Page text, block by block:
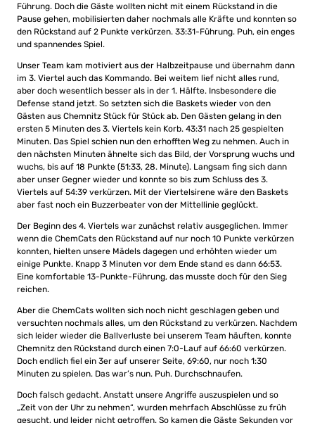
Führung. Doch die Gäste wollten nicht mit einem Rückstand in die
Pause gehen, mobilisierten daher nochmals alle Kräfte und konnten so
den Rückstand auf 2 Punkte verkürzen. 33:31-Führung. Puh, ein enges
und spannendes Spiel.
Unser Team kam motiviert aus der Halbzeitpause und übernahm dann
im 3. Viertel auch das Kommando. Bei weitem lief nicht alles rund,
aber doch wesentlich besser als in der 1. Hälfte. Insbesondere die
Defense stand jetzt. So setzten sich die Baskets wieder von den
Gästen aus Chemnitz Stück für Stück ab. Den Gästen gelang in den
ersten 5 Minuten des 3. Viertels kein Korb. 43:31 nach 25 gespielten
Minuten. Das Spiel schien nun den erhofften Weg zu nehmen. Auch in
den nächsten Minuten ähnelte sich das Bild, der Vorsprung wuchs und
wuchs, bis auf 18 Punkte (51:33, 28. Minute). Langsam fing sich dann
aber unser Gegner wieder und konnte so bis zum Schluss des 3.
Viertels auf 54:39 verkürzen. Mit der Viertelsirene wäre den Baskets
aber fast noch ein Buzzerbeater von der Mittellinie geglückt.
Der Beginn des 4. Viertels war zunächst relativ ausgeglichen. Immer
wenn die ChemCats den Rückstand auf nur noch 10 Punkte verkürzen
konnten, hielten unsere Mädels dagegen und erhöhten wieder um
einige Punkte. Knapp 3 Minuten vor dem Ende stand es dann 66:53.
Eine komfortable 13-Punkte-Führung, das musste doch für den Sieg
reichen.
Aber die ChemCats wollten sich noch nicht geschlagen geben und
versuchten nochmals alles, um den Rückstand zu verkürzen. Nachdem
sich leider wieder die Ballverluste bei unserem Team häuften, konnte
Chemnitz den Rückstand durch einen 7:0-Lauf auf 66:60 verkürzen.
Doch endlich fiel ein 3er auf unserer Seite, 69:60, nur noch 1:30
Minuten zu spielen. Das war’s nun. Puh. Durchschnaufen.
Doch falsch gedacht. Anstatt unsere Angriffe auszuspielen und so
„Zeit von der Uhr zu nehmen“, wurden mehrfach Abschlüsse zu früh
gesucht, und leider nicht getroffen. So kamen die Gäste Sekunden vor